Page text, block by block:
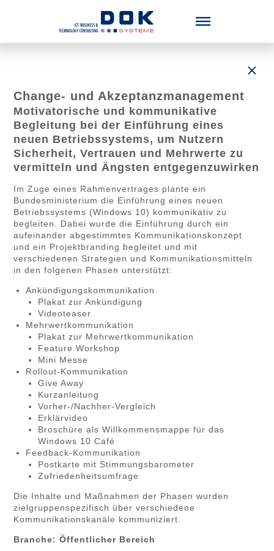
Change- und Akzeptanzmanagement
Motivatorische und kommunikative
Begleitung bei der Einführung eines
neuen Betriebssystems, um Nutzern
Sicherheit, Vertrauen und Mehrwerte zu
vermitteln und Ängsten entgegenzuwirken
Im Zuge eines Rahmenvertrages plante ein
Bundesministerium die Einführung eines neuen
Betriebssystems (Windows 10) kommunikativ zu
begleiten. Dabei wurde die Einführung durch ein
aufeinander abgestimmtes Kommunikationskonzept
und ein Projektbranding begleitet und mit
verschiedenen Strategien und Kommunikationsmitteln
in den folgenen Phasen unterstützt:
Ankündigungskommunikation
Plakat zur Ankündigung
Videoteaser
Mehrwertkommunikation
Plakat zur Mehrwertkommunikation
Feature Workshop
Mini Messe
Rollout-Kommunikation
Give Away
Kurzanleitung
Vorher-/Nachher-Vergleich
Erklärvideo
Broschüre als Willkommensmappe für das
Windows 10 Café
Feedback-Kommunikation
Postkarte mit Stimmungsbarometer
Zufriedenheitsumfrage
Die Inhalte und Maßnahmen der Phasen wurden
zielgruppenspezifisch über verschiedene
Kommunikationskanäle kommuniziert.
Branche: Öffentlicher Bereich